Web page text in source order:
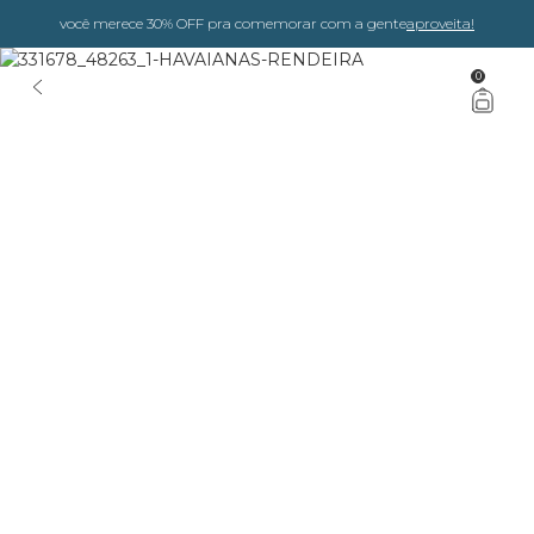
você merece 30% OFF pra comemorar com a genteaproveita!
0